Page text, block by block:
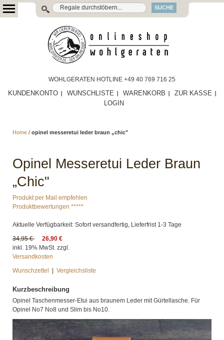
SUCHE
WOHLGERATEN HOTLINE +49 40 769 716 25
KUNDENKONTO WUNSCHLISTE WARENKORB
ZUR KASSE
LOGIN
Home / opinel messeretui leder braun „chic"
Opinel Messeretui Leder Braun
„Chic"
Produkt per Mail empfehlen
Produktbewertungen *****
Aktuelle Verfügbarkeit: Sofort versandfertig, Lieferfrist 1-3 Tage
34,95 €
26,90 €
inkl. 19% MwSt. zzgl.
Versandkosten
Wunschzettel
Vergleichsliste
Kurzbeschreibung
Opinel Taschenmesser-Etui aus braunem Leder mit Gürtellasche. Für
Opinel No7 No8 und Slim bis No10.